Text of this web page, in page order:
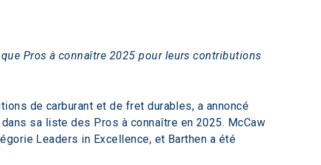
Pros à connaître 2025 pour leurs contributions
de carburant et de fret durables, a annoncé
sa liste des Pros à connaître en 2025. McCaw
Leaders in Excellence, et Barthen a été